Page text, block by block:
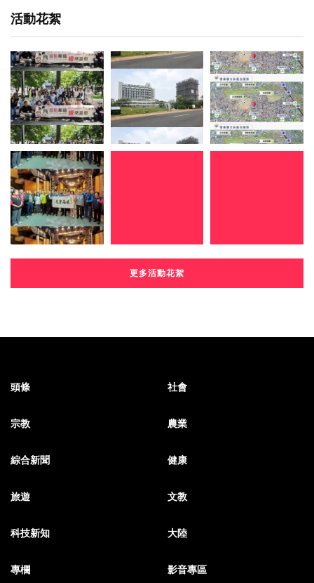
活動花絮
更多活動花絮
頭條 社會
宗教 農業
綜合新聞 健康
旅遊 文教
科技新知 大陸
專欄 影音專區